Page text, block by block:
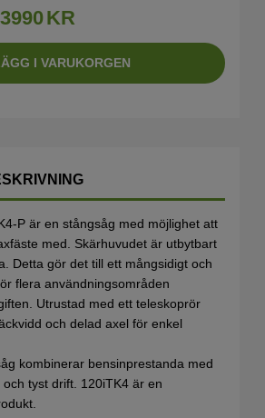
3990KR
I VARUKORGEN
P är en stångsåg med möjlighet att
med. Skärhuvudet är utbytbart
Detta gör det till ett mångsidigt och
flera användningsområden
Utrustad med ett teleskoprör
och delad axel för enkel
kombinerar bensinprestanda med
tyst drift. 120iTK4 är en